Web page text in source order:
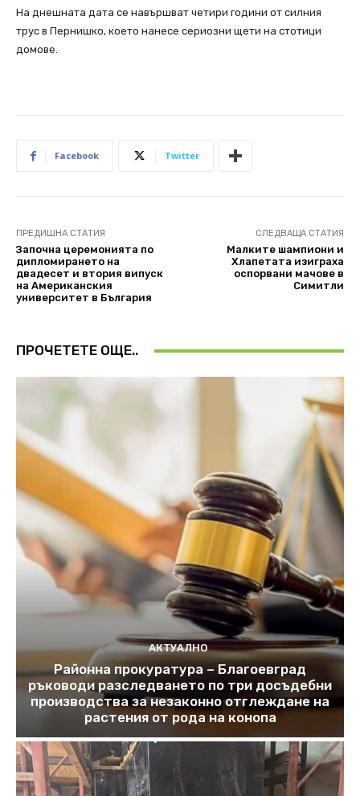
На днешната дата се навършват четири години от силния
трус в Пернишко, което нанесе сериозни щети на стотици
домове.
Facebook Twitter
ПРЕДИШНА СТАТИЯ
Започна церемонията по
дипломирането на
двадесет и втория випуск
на Американския
университет в България
СЛЕДВАЩА СТАТИЯ
Малките шампиони и
Хлапетата изиграха
оспорвани мачове в
Симитли
ПРОЧЕТЕТЕ ОЩЕ..
АКТУАЛНО
Районна прокуратура – Благоевград
ръководи разследването по три досъдебни
производства за незаконно отглеждане на
растения от рода на конопа